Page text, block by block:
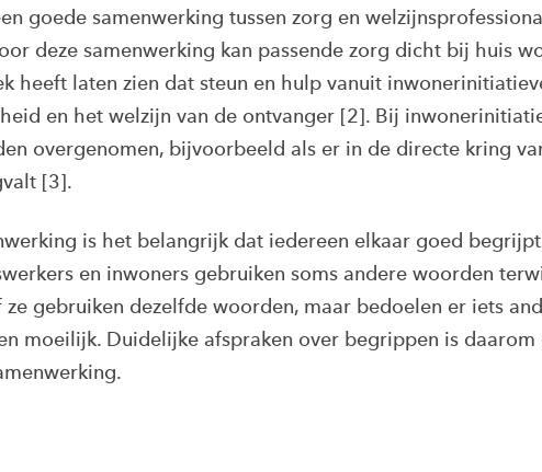
goede samenwerking tussen zorg en
deze samenwerking kan passende zorg dicht bij huis
heeft laten zien dat steun en hulp vanuit
en het welzijn van de ontvanger [2]. Bij
overgenomen, bijvoorbeeld als er in de directe kring
[3].
is het belangrijk dat iedereen elkaar goed
en inwoners gebruiken soms andere woorden
gebruiken dezelfde woorden, maar bedoelen er iets
moeilijk. Duidelijke afspraken over begrippen is daarom